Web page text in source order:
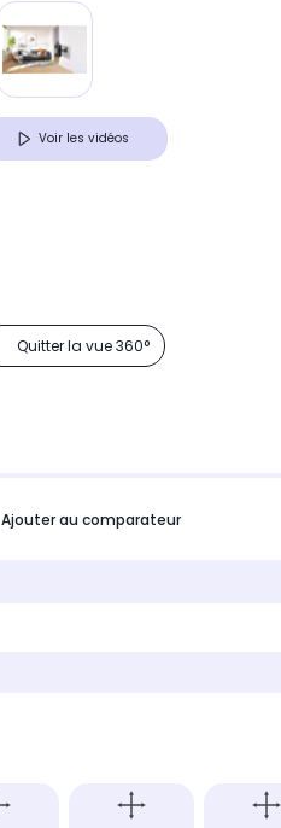
Voir les vidéos
Quitter la vue 360°
Ajouter au comparateur